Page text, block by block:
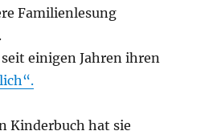
Familienlesung
einigen Jahren ihren
Kinderbuch hat sie